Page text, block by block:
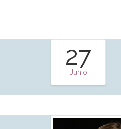
27
Junio